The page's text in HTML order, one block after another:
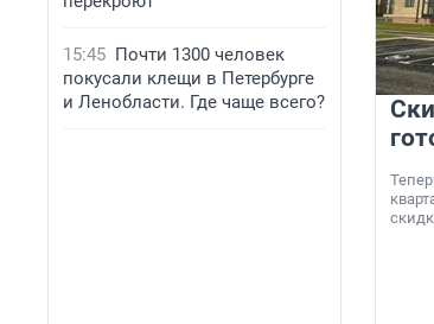
15:45 Почти 1300 человек
покусали клещи в Петербурге
и Ленобласти. Где чаще всего?